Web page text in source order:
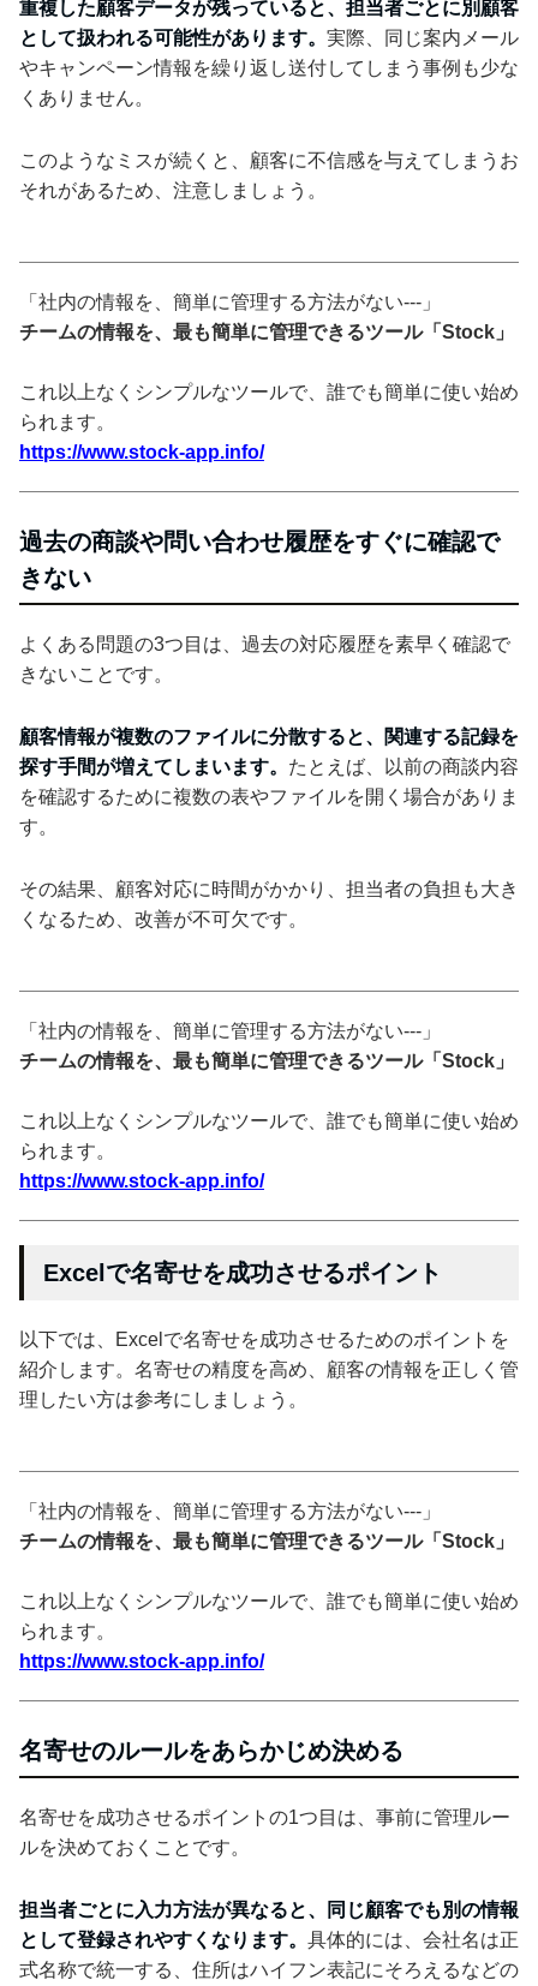
重複した顧客データが残っていると、担当者ごとに別顧客
として扱われる可能性があります。 実際、同じ案内メール
やキャンペーン情報を繰り返し送付してしまう事例も少な
くありません。
このようなミスが続くと、顧客に不信感を与えてしまうお
それがあるため、注意しましょう。
「社内の情報を、簡単に管理する方法がない---」
チームの情報を、最も簡単に管理できるツール「Stock」
これ以上なくシンプルなツールで、誰でも簡単に使い始め
られます。
https://www.stock-app.info/
過去の商談や問い合わせ履歴をすぐに確認で
きない
よくある問題の3つ目は、過去の対応履歴を素早く確認で
きないことです。
顧客情報が複数のファイルに分散すると、関連する記録を
探す手間が増えてしまいます。 たとえば、以前の商談内容
を確認するために複数の表やファイルを開く場合がありま
す。
その結果、顧客対応に時間がかかり、担当者の負担も大き
くなるため、改善が不可欠です。
「社内の情報を、簡単に管理する方法がない---」
チームの情報を、最も簡単に管理できるツール「Stock」
これ以上なくシンプルなツールで、誰でも簡単に使い始め
られます。
https://www.stock-app.info/
Excelで名寄せを成功させるポイント
以下では、Excelで名寄せを成功させるためのポイントを
紹介します。名寄せの精度を高め、顧客の情報を正しく管
理したい方は参考にしましょう。
「社内の情報を、簡単に管理する方法がない---」
チームの情報を、最も簡単に管理できるツール「Stock」
これ以上なくシンプルなツールで、誰でも簡単に使い始め
られます。
https://www.stock-app.info/
名寄せのルールをあらかじめ決める
名寄せを成功させるポイントの1つ目は、事前に管理ルー
ルを決めておくことです。
担当者ごとに入力方法が異なると、同じ顧客でも別の情報
として登録されやすくなります。 具体的には、会社名は正
式名称で統一する、住所はハイフン表記にそろえるなどの